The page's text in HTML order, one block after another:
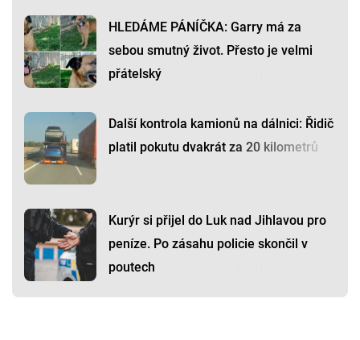
HLEDÁME PÁNÍČKA: Garry má za
sebou smutný život. Přesto je velmi
přátelský
Další kontrola kamionů na dálnici: Řidič
platil pokutu dvakrát za 20 kilometrů
Kurýr si přijel do Luk nad Jihlavou pro
peníze. Po zásahu policie skončil v
poutech